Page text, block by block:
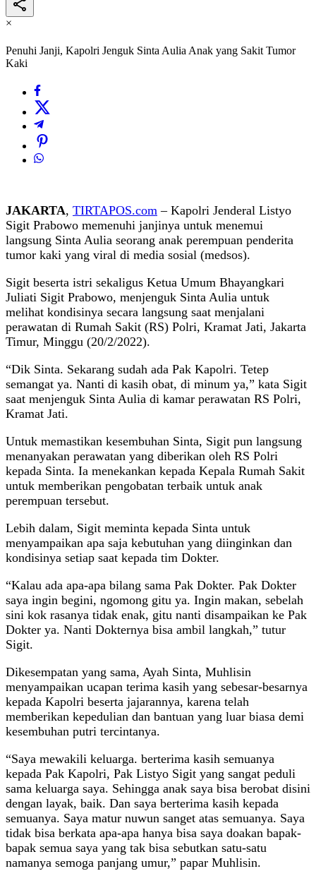
×
Penuhi Janji, Kapolri Jenguk Sinta Aulia Anak yang Sakit Tumor
Kaki
JAKARTA, TIRTAPOS.com – Kapolri Jenderal Listyo
Sigit Prabowo memenuhi janjinya untuk menemui
langsung Sinta Aulia seorang anak perempuan penderita
tumor kaki yang viral di media sosial (medsos).
Sigit beserta istri sekaligus Ketua Umum Bhayangkari
Juliati Sigit Prabowo, menjenguk Sinta Aulia untuk
melihat kondisinya secara langsung saat menjalani
perawatan di Rumah Sakit (RS) Polri, Kramat Jati, Jakarta
Timur, Minggu (20/2/2022).
“Dik Sinta. Sekarang sudah ada Pak Kapolri. Tetep
semangat ya. Nanti di kasih obat, di minum ya,” kata Sigit
saat menjenguk Sinta Aulia di kamar perawatan RS Polri,
Kramat Jati.
Untuk memastikan kesembuhan Sinta, Sigit pun langsung
menanyakan perawatan yang diberikan oleh RS Polri
kepada Sinta. Ia menekankan kepada Kepala Rumah Sakit
untuk memberikan pengobatan terbaik untuk anak
perempuan tersebut.
Lebih dalam, Sigit meminta kepada Sinta untuk
menyampaikan apa saja kebutuhan yang diinginkan dan
kondisinya setiap saat kepada tim Dokter.
“Kalau ada apa-apa bilang sama Pak Dokter. Pak Dokter
saya ingin begini, ngomong gitu ya. Ingin makan, sebelah
sini kok rasanya tidak enak, gitu nanti disampaikan ke Pak
Dokter ya. Nanti Dokternya bisa ambil langkah,” tutur
Sigit.
Dikesempatan yang sama, Ayah Sinta, Muhlisin
menyampaikan ucapan terima kasih yang sebesar-besarnya
kepada Kapolri beserta jajarannya, karena telah
memberikan kepedulian dan bantuan yang luar biasa demi
kesembuhan putri tercintanya.
“Saya mewakili keluarga. berterima kasih semuanya
kepada Pak Kapolri, Pak Listyo Sigit yang sangat peduli
sama keluarga saya. Sehingga anak saya bisa berobat disini
dengan layak, baik. Dan saya berterima kasih kepada
semuanya. Saya matur nuwun sanget atas semuanya. Saya
tidak bisa berkata apa-apa hanya bisa saya doakan bapak-
bapak semua saya yang tak bisa sebutkan satu-satu
namanya semoga panjang umur,” papar Muhlisin.